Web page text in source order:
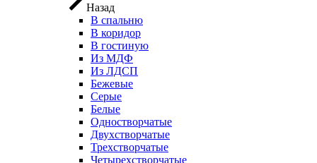
Назад
В спальню
В коридор
В гостиную
Из МДФ
Из ЛДСП
Бежевые
Серые
Белые
Одностворчатые
Двухстворчатые
Трехстворчатые
Четырехстворчатые